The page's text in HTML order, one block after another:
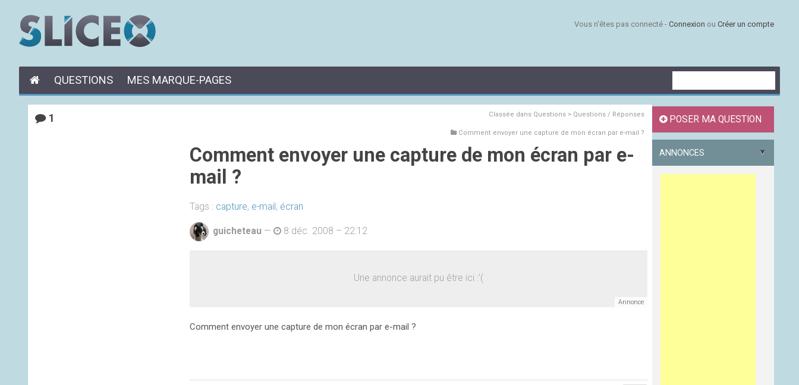
Vous n'êtes pas connecté - Connexion ou Créer un compte
QUESTIONS MES MARQUE-PAGES
Classée dans Questions > Questions / Réponses
Comment envoyer une capture de mon écran par e-mail ?
Comment envoyer une capture de mon écran par e-
mail ?
Tags : capture, e-mail , écran
guicheteau — 8 déc. 2008 – 22:12
Une annonce aurait pu être ici :'(
Comment envoyer une capture de mon écran par e-mail ?
1 POSER MA QUESTION
ANNONCES